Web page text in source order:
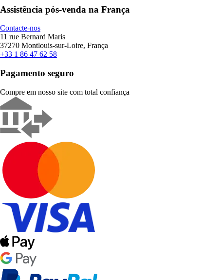
Assistência pós-venda na França
Contacte-nos
11 rue Bernard Maris
37270 Montlouis-sur-Loire, França
+33 1 86 47 62 58
Pagamento seguro
Compre em nosso site com total confiança